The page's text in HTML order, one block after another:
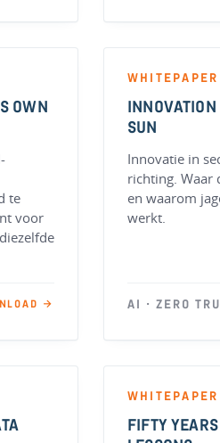
OWN
te
voor
→
WHITEPAPER
SUN
Innovatie in
richting. Waar
en waarom
werkt.
AI · ZERO
WHITEPAPER
FIFTY